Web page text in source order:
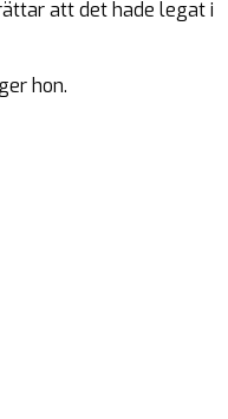
att det hade legat i
hon.